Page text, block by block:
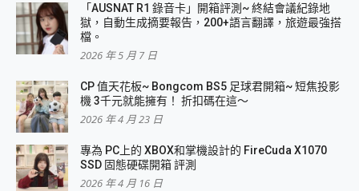
「AUSNAT R1 錄音卡」開箱評測~ 終結會議紀錄地
獄，自動生成摘要報告，200+語言翻譯，旅遊最強搭
檔。
2026 年 5 月 7 日
CP 值天花板~ Bongcom BS5 足球君開箱~ 短焦投影
機 3千元就能擁有！ 折扣碼在這～
2026 年 4 月 23 日
專為 PC上的 XBOX和掌機設計的 FireCuda X1070
SSD 固態硬碟開箱 評測
2026 年 4 月 16 日